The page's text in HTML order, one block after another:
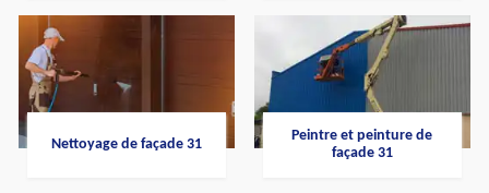
Nettoyage de façade 31
Peintre et peinture de
façade 31